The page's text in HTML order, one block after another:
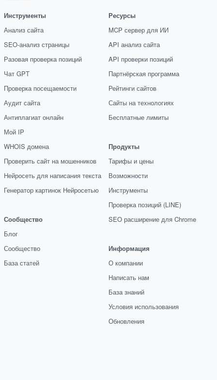
Инструменты
Анализ сайта
SEO-анализ страницы
Разовая проверка позиций
Чат GPT
Проверка посещаемости
Аудит сайта
Антиплагиат онлайн
Мой IP
WHOIS домена
Проверить сайт на мошенников
Нейросеть для написания текста
Генератор картинок Нейросетью
Сообщество
Блог
Сообщество
База статей
Ресурсы
MCP сервер для ИИ
API анализ сайта
API проверки позиций
Партнёрская программа
Рейтинги сайтов
Сайты на технологиях
Бесплатные лимиты
Продукты
Тарифы и цены
Возможности
Инструменты
Проверка позиций (LINE)
SEO расширение для Chrome
Информация
О компании
Написать нам
База знаний
Условия использования
Обновления